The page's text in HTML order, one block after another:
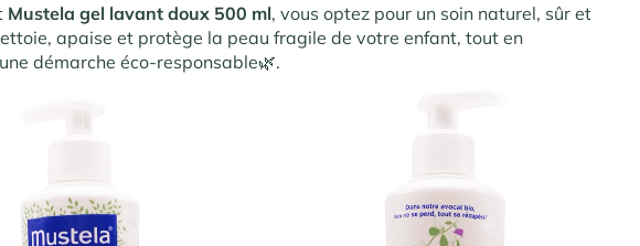
Mustela gel lavant doux 500 ml, vous optez pour un soin naturel, sûr et
apaise et protège la peau fragile de votre enfant, tout en
démarche éco-responsable🌿.